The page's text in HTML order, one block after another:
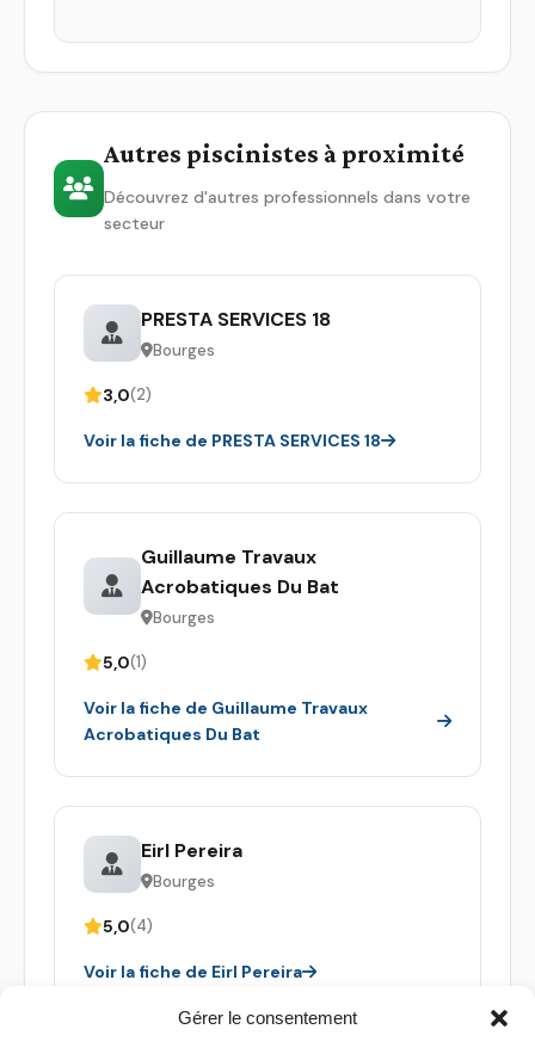
Gérer le consentement
Autres piscinistes à proximité
Découvrez d'autres professionnels dans votre
secteur
PRESTA SERVICES 18
Bourges
3,0(2)
Voir la fiche de PRESTA SERVICES 18
Guillaume Travaux
Acrobatiques Du Bat
Bourges
5,0(1)
Voir la fiche de Guillaume Travaux
Acrobatiques Du Bat
Eirl Pereira
Bourges
5,0(4)
Voir la fiche de Eirl Pereira